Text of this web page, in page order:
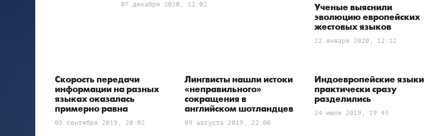
07 декабря 2020, 12:02
Ученые выяснили
эволюцию европейских
жестовых языков
22 января 2020, 12:12
Скорость передачи
информации на разных
языках оказалась
примерно равна
05 сентября 2019, 20:02
Лингвисты нашли истоки
«неправильного»
сокращения в
английском шотландцев
09 августа 2019, 22:00
Индоевропейские языки
практически сразу
разделились
24 июля 2019, 19:45